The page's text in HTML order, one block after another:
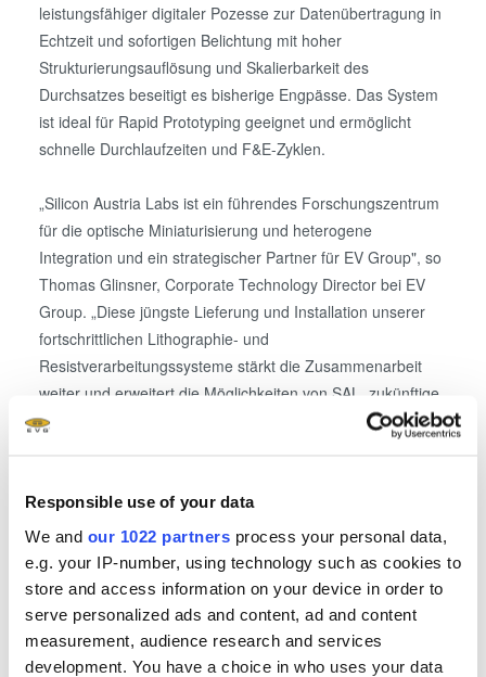
Responsible use of your data
We and our 1022 partners process your personal data,
e.g. your IP-number, using technology such as cookies to
store and access information on your device in order to
serve personalized ads and content, ad and content
measurement, audience research and services
development. You have a choice in who uses your data
leistungsfähiger digitaler Pozesse zur Datenübertragung in
Echtzeit und sofortigen Belichtung mit hoher
Strukturierungsauflösung und Skalierbarkeit des
Durchsatzes beseitigt es bisherige Engpässe. Das System
ist ideal für Rapid Prototyping geeignet und ermöglicht
schnelle Durchlaufzeiten und F&E-Zyklen.
„Silicon Austria Labs ist ein führendes Forschungszentrum
für die optische Miniaturisierung und heterogene
Integration und ein strategischer Partner für EV Group", so
Thomas Glinsner, Corporate Technology Director bei EV
Group. „Diese jüngste Lieferung und Installation unserer
fortschrittlichen Lithographie- und
Resistverarbeitungssysteme stärkt die Zusammenarbeit
weiter und erweitert die Möglichkeiten von SAL, zukünftige
Schlüsseltechnologien zu entwickeln und unsere führenden
EVG auf der SEMICON Europa
Teilnehmer der SEMICON Europa, die mehr über EVG und
das Angebot an Waferbonding-, Lithographie- und
Messtechniklösungen für die heterogene Integration
erfahren möchten, sind eingeladen, EVG vom 14. bis 17.